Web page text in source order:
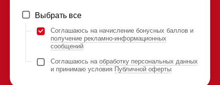
Выбрать все
Соглашаюсь на начисление бонусных баллов и
получение рекламно-информационных
сообщений
Соглашаюсь на обработку персональных данных
и принимаю условия Публичной оферты